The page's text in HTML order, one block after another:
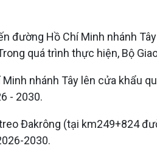
đường Hồ Chí Minh nhánh
quá trình thực hiện, Bộ
nhánh Tây lên cửa khẩu
- 2030.
Đakrông (tại km249+824
2030.